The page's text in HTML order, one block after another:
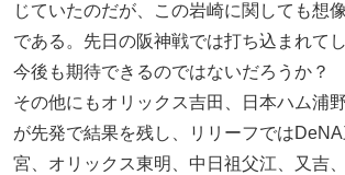
じていたのだが、この岩崎に関しても想
である。先日の阪神戦では打ち込まれて
今後も期待できるのではないだろうか？
その他にもオリックス吉田、日本ハム浦
が先発で結果を残し、リリーフでは
宮、オリックス東明、中日祖父江、又吉